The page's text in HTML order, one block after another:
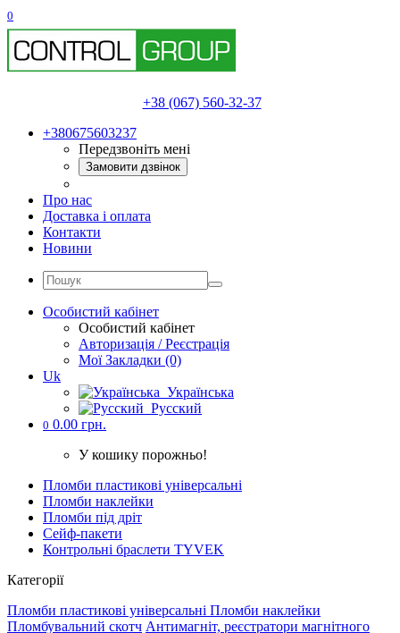
0
+38 (067) 560-32-37
+380675603237
Передзвоніть мені
Замовити дзвінок
Про нас
Доставка і оплата
Контакти
Новини
Особистий кабінет
Особистий кабінет
Авторизація / Реєстрація
Мої Закладки (0)
Uk
Українська
Русский
0 0.00 грн.
У кошику порожньо!
Пломби пластикові універсальні
Пломби наклейки
Пломби під дріт
Cейф-пакети
Контрольні браслети TYVEK
Категорії
Пломби пластикові універсальні Пломби наклейки
Пломбувальний скотч Антимагніт, реєстратори магнітного